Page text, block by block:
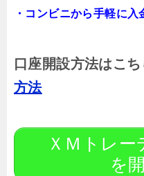
・コンビニから手軽に入
口座開設方法は
方法
ＸＭトレ
を